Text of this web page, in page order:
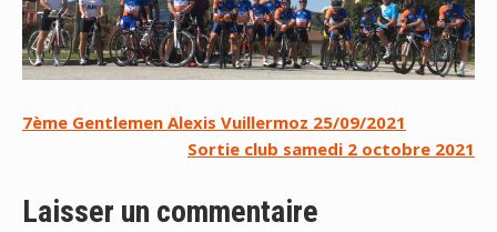
Navigation
l’article
7ème Gentlemen Alexis Vuillermoz 25/09/2021
Sortie club samedi 2 octobre 2021
Laisser un commentaire